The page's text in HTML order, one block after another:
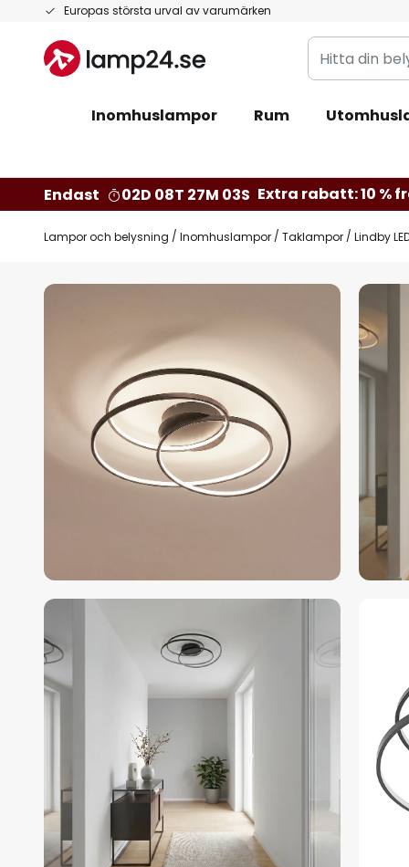
Europas största urval av varumärken
Hoppa
innehållet
Hitta
din
Inomhuslampor Rum
Endast
02D 08T 27M 02S Extra rabatt: 10 %
Lampor och belysning Inomhuslampor Taklampor Lindby
Hoppa
bildgalleriet